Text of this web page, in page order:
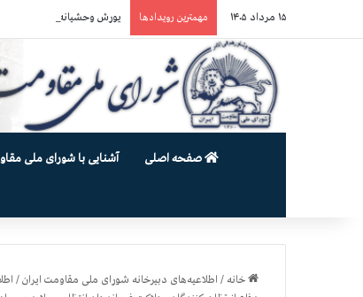
۱۵ مرداد ۱۴۰۵ مهمترین رویدادها یورش وحشیانه گارد زندان اوین به سالن ۵ بند ۷ و
صفحه اصلی آشنایی با شورای ملی
خانه / اطلاعیه‌های دبیرخانه شورای ملی مقاومت ایران/